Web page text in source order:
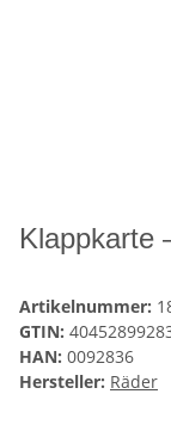
Klappkarte
Artikelnummer:
GTIN:
HAN: 0092836
Hersteller: Räder